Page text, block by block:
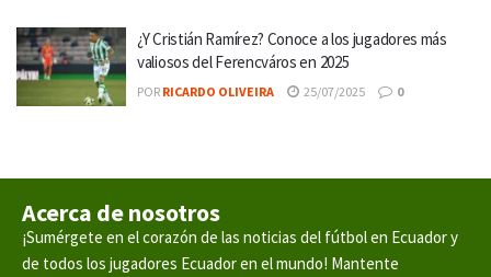
¿Y Cristián Ramírez? Conoce a los jugadores más
valiosos del Ferencváros en 2025
POR RICARDO OLIVEIRA 25/07/2025 0
Acerca de nosotros
¡Sumérgete en el corazón de las noticias del fútbol en Ecuador y
de todos los jugadores Ecuador en el mundo! Mantente